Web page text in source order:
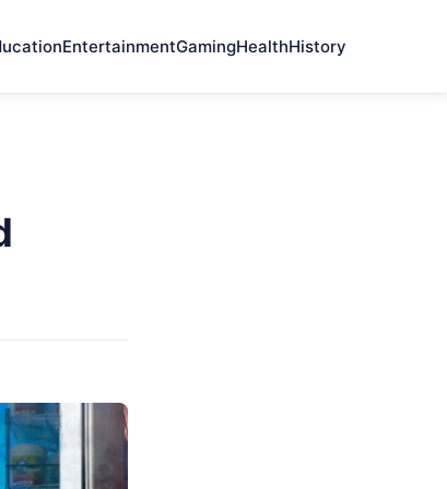
EntertainmentGamingHealthHistory